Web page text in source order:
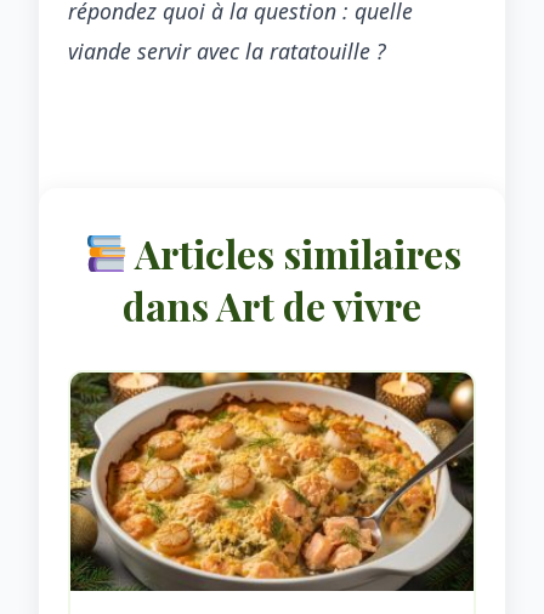
répondez quoi à la question : quelle
viande servir avec la ratatouille ?
Articles similaires
dans Art de vivre